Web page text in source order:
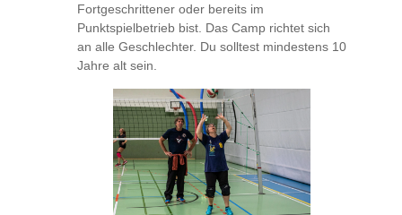
Fortgeschrittener oder bereits im
Punktspielbetrieb bist. Das Camp richtet sich
an alle Geschlechter. Du solltest mindestens 10
Jahre alt sein.